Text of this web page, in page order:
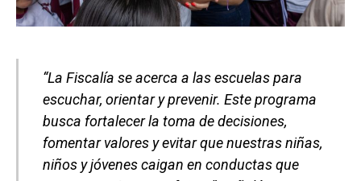
“La Fiscalía se acerca a las escuelas para
escuchar, orientar y prevenir. Este programa
busca fortalecer la toma de decisiones,
fomentar valores y evitar que nuestras niñas,
niños y jóvenes caigan en conductas que